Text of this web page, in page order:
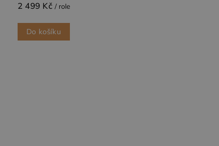
2 499 Kč / role
Do košíku